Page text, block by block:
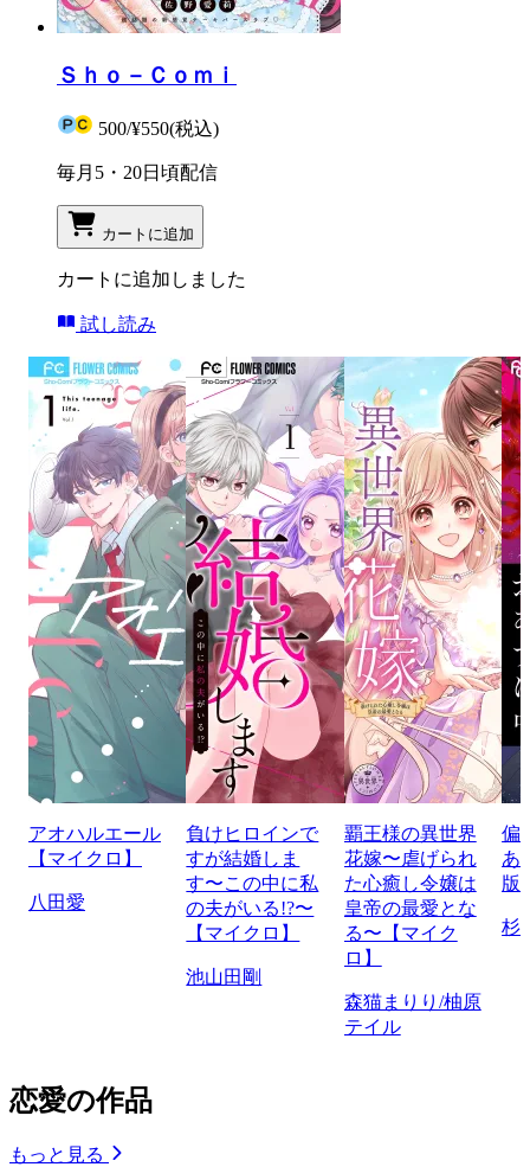
Ｓｈｏ－Ｃｏｍｉ
500/¥550(税込)
毎月5・20日頃配信
カートに追加
カートに追加しました
試し読み
アオハルエール
【マイクロ】
八田愛
負けヒロインで
すが結婚しま
す〜この中に私
の夫がいる!?〜
【マイクロ】
池山田剛
覇王様の異世界
花嫁〜虐げられ
た心癒し令嬢は
皇帝の最愛とな
る〜【マイク
ロ】
森猫まりり/柚原
テイル
偏
あ
版
杉
恋愛の作品
もっと見る